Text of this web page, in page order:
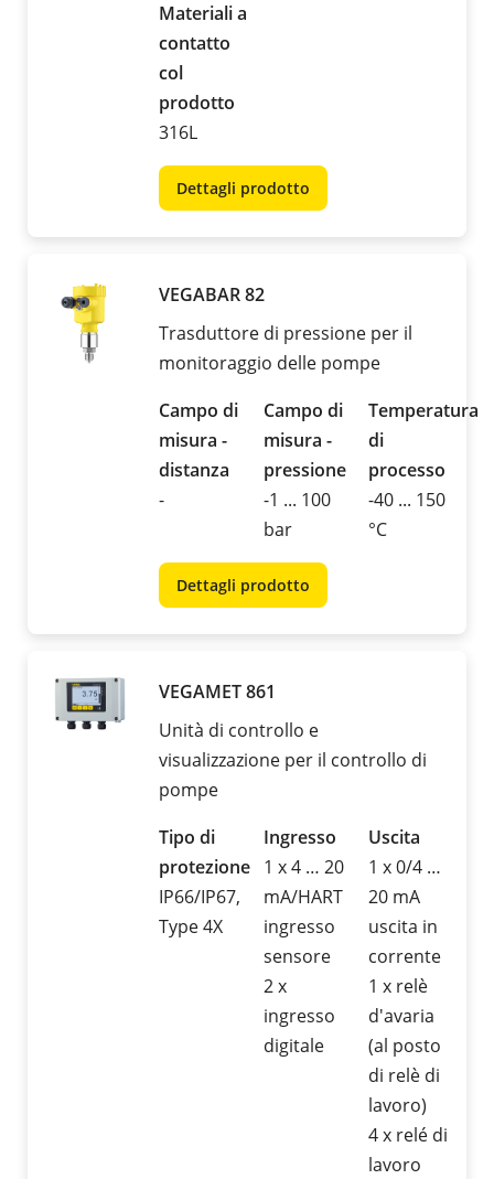
Materiali a
contatto
col
prodotto
316L
Dettagli prodotto
VEGABAR 82
Trasduttore di pressione per il
monitoraggio delle pompe
Campo di
misura -
distanza
-
Campo di
misura -
pressione
-1 ... 100
bar
Temperatura
di
processo
-40 ... 150
°C
Dettagli prodotto
VEGAMET 861
Unità di controllo e
visualizzazione per il controllo di
pompe
Tipo di
protezione
IP66/IP67,
Type 4X
Ingresso
1 x 4 … 20
mA/HART
ingresso
sensore
2 x
ingresso
digitale
Uscita
1 x 0/4 …
20 mA
uscita in
corrente
1 x relè
d'avaria
(al posto
di relè di
lavoro)
4 x relé di
lavoro